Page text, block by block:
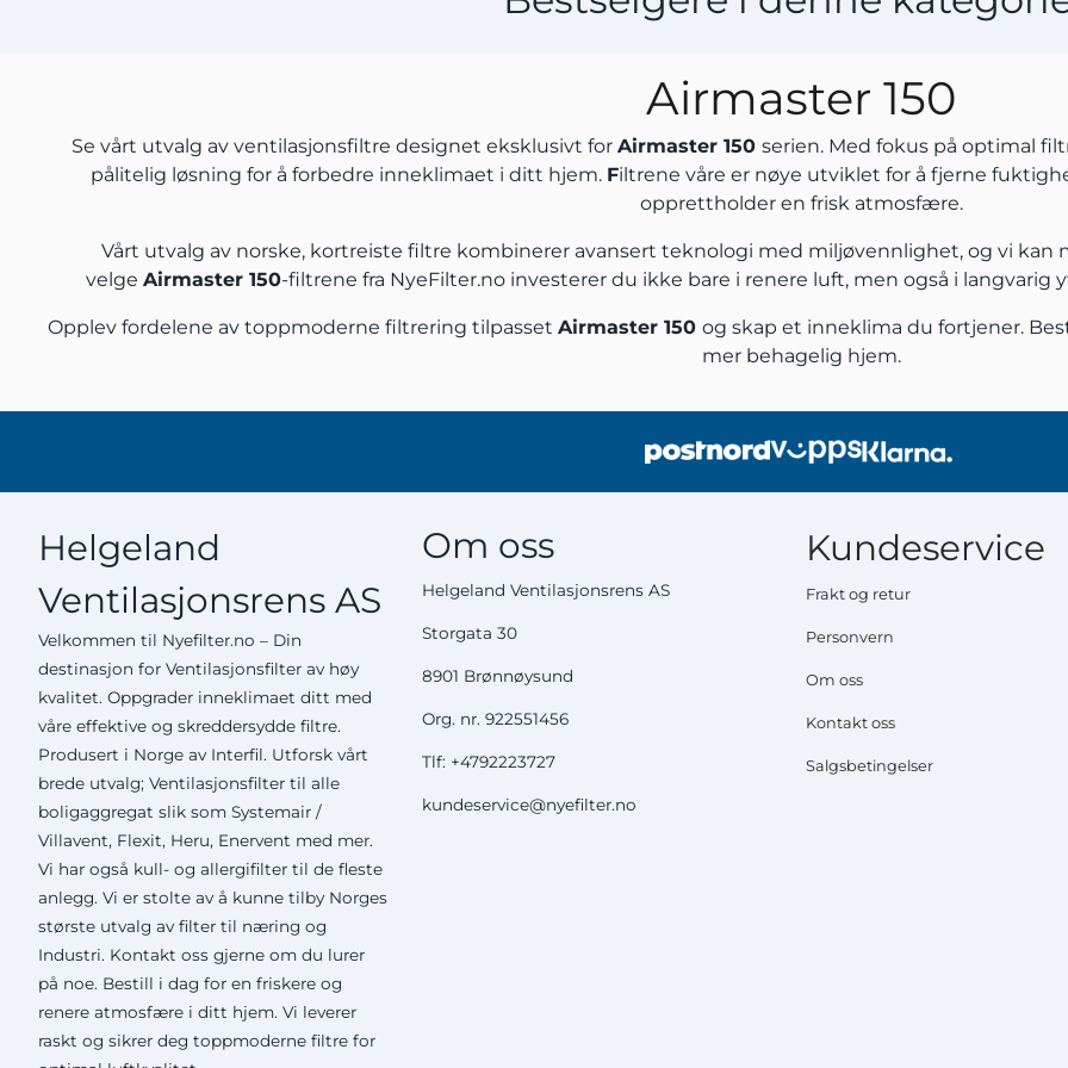
Airmaster 150
Se vårt utvalg av ventilasjonsfiltre designet eksklusivt for Airmaster 150 serien. Med fokus på optimal
pålitelig løsning for å forbedre inneklimaet i ditt hjem. Filtrene våre er nøye utviklet for å fjerne
opprettholder en frisk atmosfære.
Vårt utvalg av norske, kortreiste filtre kombinerer avansert teknologi med miljøvennlighet, og vi kan
velge Airmaster 150-filtrene fra NyeFilter.no investerer du ikke bare i renere luft, men også i
Opplev fordelene av toppmoderne filtrering tilpasset Airmaster 150 og skap et inneklima du fortjener.
mer behagelig hjem.
Helgeland
Ventilasjonsrens AS
Velkommen til Nyefilter.no – Din
destinasjon for Ventilasjonsfilter av høy
kvalitet. Oppgrader inneklimaet ditt med
våre effektive og skreddersydde filtre.
Produsert i Norge av Interfil. Utforsk vårt
brede utvalg; Ventilasjonsfilter til alle
boligaggregat slik som Systemair /
Villavent, Flexit, Heru, Enervent med mer.
Vi har også kull- og allergifilter til de fleste
anlegg. Vi er stolte av å kunne tilby Norges
største utvalg av filter til næring og
Industri. Kontakt oss gjerne om du lurer
på noe. Bestill i dag for en friskere og
renere atmosfære i ditt hjem. Vi leverer
raskt og sikrer deg toppmoderne filtre for
Om oss
Helgeland Ventilasjonsrens AS
Storgata 30
8901 Brønnøysund
Org. nr. 922551456
Tlf: +4792223727
kundeservice@nyefilter.no
Kundeservice
Frakt og retur
Personvern
Om oss
Kontakt oss
Salgsbetingelser